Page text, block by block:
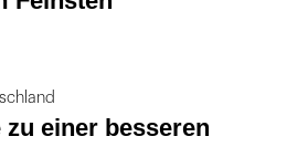
einer besseren